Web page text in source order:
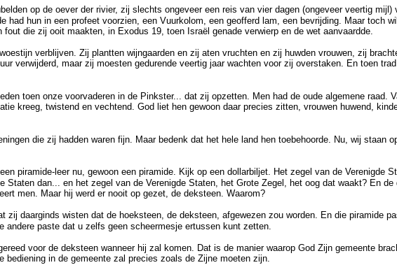
op de oever der rivier, zij slechts ongeveer een reis van vier dagen (ongeveer veertig
had hun in een profeet voorzien, een Vuurkolom, een geofferd lam, een bevrijding. Maar toch
die zij ooit maakten, in Exodus 19, toen Israël genade verwierp en de wet aanvaardde.
verblijven. Zij plantten wijngaarden en zij aten vruchten en zij huwden vrouwen, zij
verwijderd, maar zij moesten gedurende veertig jaar wachten voor zij overstaken. En toen
toen onze voorvaderen in de Pinkster... dat zij opzetten. Men had de oude algemene raad.
kreeg, twistend en vechtend. God liet hen gewoon daar precies zitten, vrouwen huwend,
die zij hadden waren fijn. Maar bedenk dat het hele land hen toebehoorde. Nu, wij staan
piramide-leer nu, gewoon een piramide. Kijk op een dollarbiljet. Het zegel van de Verenigde
dan... en het zegel van de Verenigde Staten, het Grote Zegel, het oog dat waakt? En
men. Maar hij werd er nooit op gezet, de deksteen. Waarom?
daarginds wisten dat de hoeksteen, de deksteen, afgewezen zou worden. En die piramide
paste dat u zelfs geen scheermesje ertussen kunt zetten.
voor de deksteen wanneer hij zal komen. Dat is de manier waarop God Zijn gemeente
in de gemeente zal precies zoals de Zijne moeten zijn.